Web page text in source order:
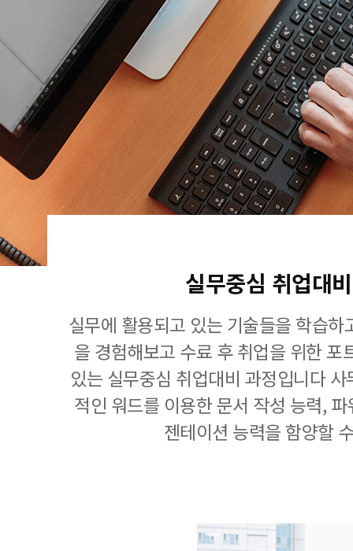
실무중심 취업대
실무에 활용되고 있는 기술들을 학습
을 경험해보고 수료 후 취업을 위한 포
있는 실무중심 취업대비 과정입니다
적인 워드를 이용한 문서 작성 능력,
젠테이션 능력을 함양할